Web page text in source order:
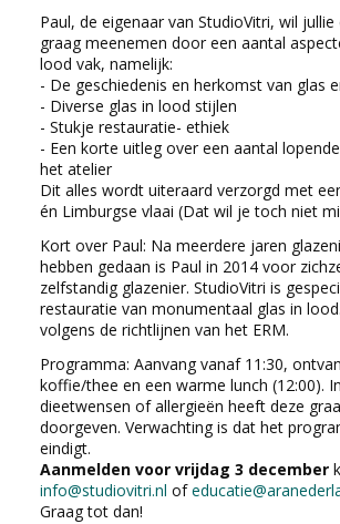
Paul, de eigenaar van StudioVitri, wil
graag meenemen door een aantal
lood vak, namelijk:
- De geschiedenis en herkomst van glas
- Diverse glas in lood stijlen
- Stukje restauratie- ethiek
- Een korte uitleg over een aantal
het atelier
Dit alles wordt uiteraard verzorgd met
én Limburgse vlaai (Dat wil je toch niet
Kort over Paul: Na meerdere jaren
hebben gedaan is Paul in 2014 voor
zelfstandig glazenier. StudioVitri is
restauratie van monumentaal glas in
volgens de richtlijnen van het ERM.
Programma: Aanvang vanaf 11:30,
koffie/thee en een warme lunch (12:00).
dieetwensen of allergieën heeft deze
doorgeven. Verwachting is dat het
eindigt.
Aanmelden voor vrijdag 3 december
info@studiovitri.nl of
Graag tot dan!